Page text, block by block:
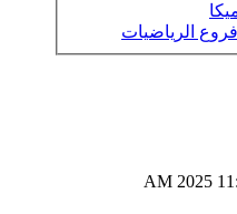
الرياضيات